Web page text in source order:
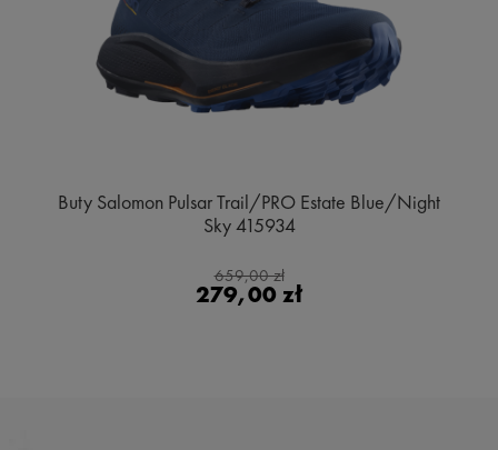
Buty Salomon Pulsar Trail/PRO Estate Blue/Night
Sky 415934
659,00 zł
279,00 zł